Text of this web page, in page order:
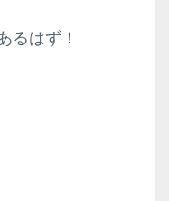
るはず！